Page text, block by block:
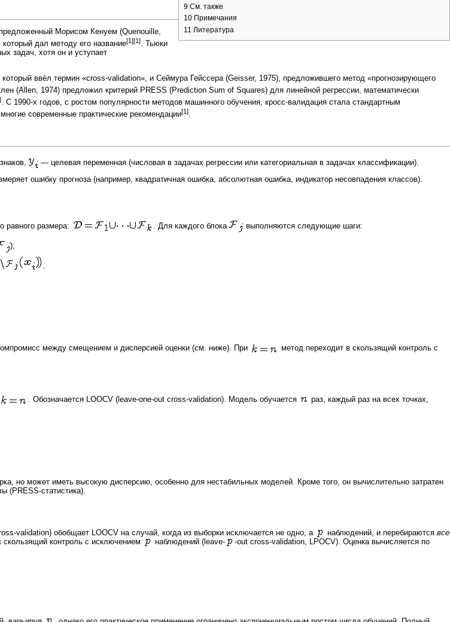
9 См. также
10 Примечания
11 Литература
Морисом Кенуем (Quenouille,
который дал методу его название[1][1]. Тьюки
задач, хотя он и уступает
который ввёл термин «cross-validation», и Сеймура Гейссера (Geisser, 1975), предложившего метод «прогнозирующего
(Allen, 1974) предложил критерий PRESS (Prediction Sum of Squares) для линейной регрессии, математически
. С 1990-х годов, с ростом популярности методов машинного обучения, кросс-валидация стала стандартным
современные практические рекомендации[1].
— целевая переменная (числовая в задачах регрессии или категориальная в задачах классификации).
ошибку прогноза (например, квадратичная ошибка, абсолютная ошибка, индикатор несовпадения классов).
равного размера: . Для каждого блока выполняются следующие шаги:
);
.
между смещением и дисперсией оценки (см. ниже). При
метод переходит в скользящий контроль с
. Обозначается LOOCV (leave-one-out cross-validation). Модель обучается
раз, каждый раз на всех точках,
но может иметь высокую дисперсию, особенно для нестабильных моделей. Кроме того, он вычислительно затратен
(PRESS-статистика).
validation) обобщает LOOCV на случай, когда из выборки исключается не одно, а наблюдений, и перебираются все
скользящий контроль с исключением наблюдений (leave-
-out cross-validation, LPOCV). Оценка вычисляется по